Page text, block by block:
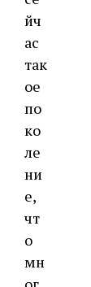
йч
ас
так
ое
по
ко
ле
ни
е,
чт
о
мн